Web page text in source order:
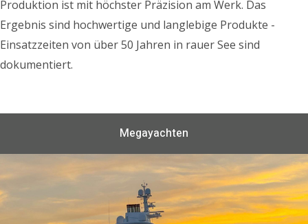
Produktion ist mit höchster Präzision am Werk. Das
Ergebnis sind hochwertige und langlebige Produkte -
Einsatzzeiten von über 50 Jahren in rauer See sind
dokumentiert.
Megayachten